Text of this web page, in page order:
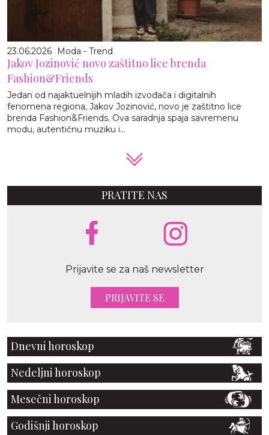
23.06.2026 Moda - Trend
Jakov Jozinović novo zaštitno lice brenda
Fashion&Friends
Jedan od najaktuelnijih mladih izvođača i digitalnih
fenomena regiona, Jakov Jozinović, novo je zaštitno lice
brenda Fashion&Friends. Ova saradnja spaja savremenu
modu, autentičnu muziku i...
PRATITE NAS
Prijavite se za naš newsletter
PRIJAVITE SE
Dnevni horoskop
Nedeljni horoskop
Mesečni horoskop
Godišnji horoskop